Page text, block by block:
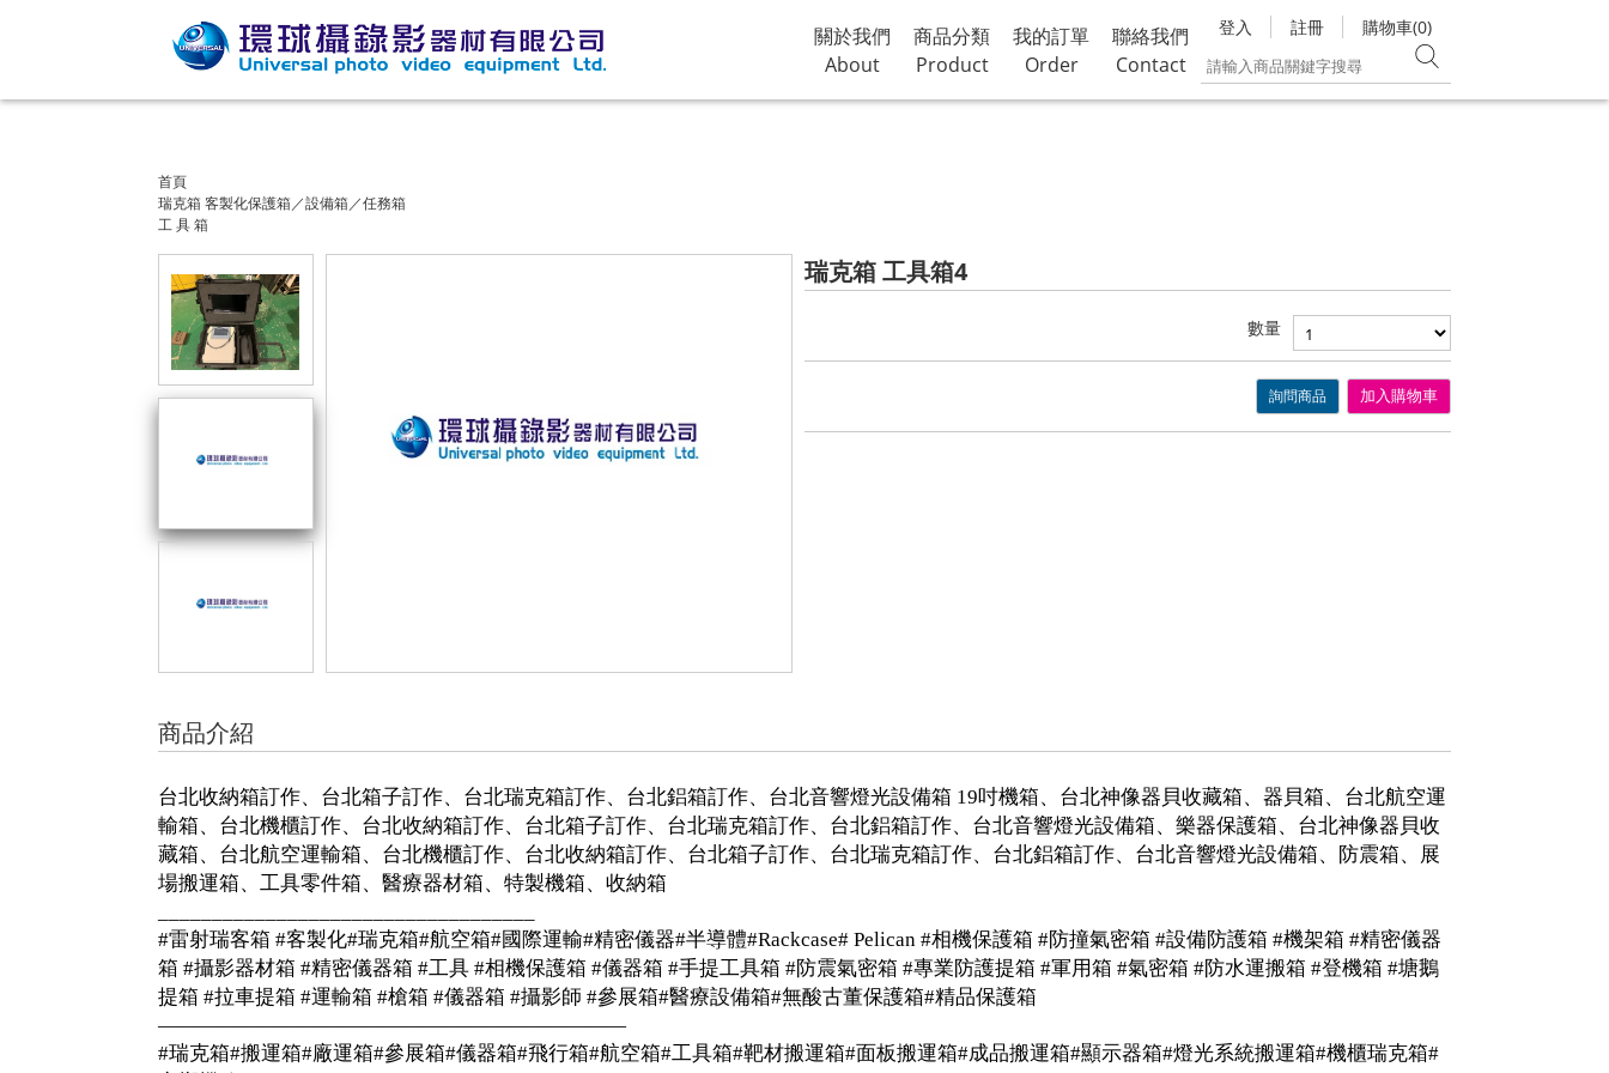
關於我們
About
商品分類
Product
我的訂單
Order
聯絡我們
Contact
登入 註冊 購物車(0)
首頁
瑞克箱 客製化保護箱／設備箱／任務箱
工 具 箱
瑞克箱 工具箱4
數量
詢問商品 加入購物車
商品介紹
台北收納箱訂作、台北箱子訂作、台北瑞克箱訂作、台北鋁箱訂作、台北音響燈光設備箱 19吋機箱、台北神像器貝收藏箱、器貝箱、台北航空運
輸箱、台北機櫃訂作、台北收納箱訂作、台北箱子訂作、台北瑞克箱訂作、台北鋁箱訂作、台北音響燈光設備箱、樂器保護箱、台北神像器貝收
藏箱、台北航空運輸箱、台北機櫃訂作、台北收納箱訂作、台北箱子訂作、台北瑞克箱訂作、台北鋁箱訂作、台北音響燈光設備箱、防震箱、展
場搬運箱、工具零件箱、醫療器材箱、特製機箱、收納箱
#雷射瑞客箱 #客製化#瑞克箱#航空箱#國際運輸#精密儀器#半導體#Rackcase# Pelican #相機保護箱 #防撞氣密箱 #設備防護箱 #機架箱 #精密儀器
箱 #攝影器材箱 #精密儀器箱 #工具 #相機保護箱 #儀器箱 #手提工具箱 #防震氣密箱 #專業防護提箱 #軍用箱 #氣密箱 #防水運搬箱 #登機箱 #塘鵝
提箱 #拉車提箱 #運輸箱 #槍箱 #儀器箱 #攝影師 #參展箱#醫療設備箱#無酸古董保護箱#精品保護箱
———————————————————————
#瑞克箱#搬運箱#廠運箱#參展箱#儀器箱#飛行箱#航空箱#工具箱#靶材搬運箱#面板搬運箱#成品搬運箱#顯示器箱#燈光系統搬運箱#機櫃瑞克箱#